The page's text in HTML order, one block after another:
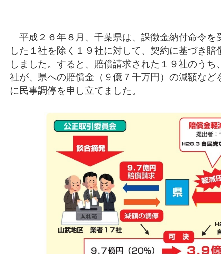
平成２６年８月、千葉県は、課徴金納付命令を
した１社を除く１９社に対して、契約に基づき
しました。すると、賠償請求された１９社のう
社が、県への賠償金（９億７千万円）の減額など
に民事調停を申し立てました。